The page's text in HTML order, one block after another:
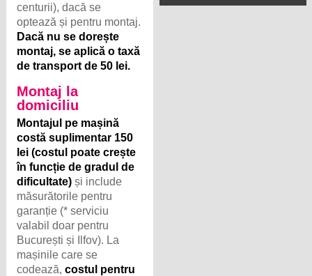
centurii), dacă se
optează și pentru montaj.
Dacă nu se dorește
montaj, se aplică o taxă
de transport de 50 lei.
Montaj la
domiciliu
Montajul pe mașină
costă suplimentar 150
lei (costul poate crește
în funcție de gradul de
dificultate) și include
măsurătorile pentru
garanție (* serviciu
valabil doar pentru
București și Ilfov). La
mașinile care se
codează,costul pentru